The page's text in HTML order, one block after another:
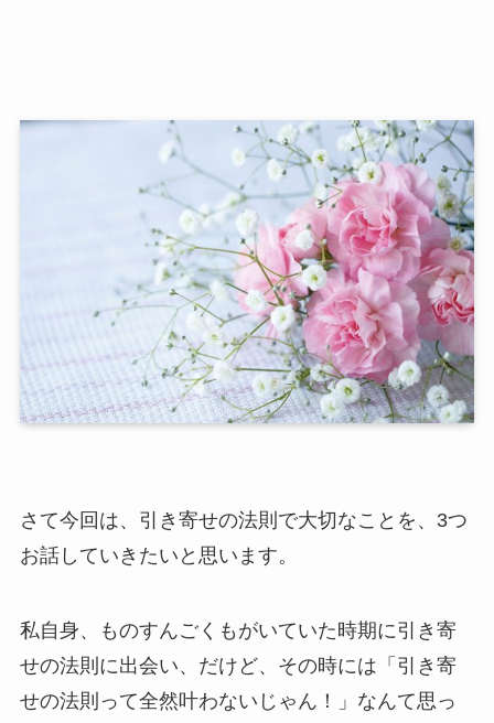
さて今回は、引き寄せの法則で大切なことを、3つ
お話していきたいと思います。
私自身、ものすんごくもがいていた時期に引き寄
せの法則に出会い、だけど、その時には「引き寄
せの法則って全然叶わないじゃん！」なんて思っ